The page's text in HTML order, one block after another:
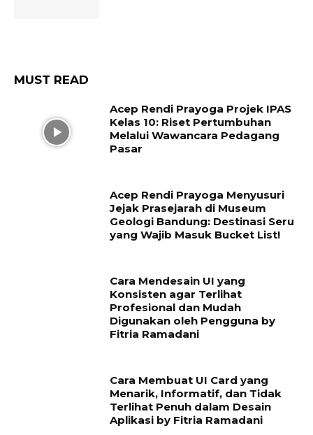
MUST READ
Acep Rendi Prayoga Projek IPAS
Kelas 10: Riset Pertumbuhan
Melalui Wawancara Pedagang
Pasar
Acep Rendi Prayoga Menyusuri
Jejak Prasejarah di Museum
Geologi Bandung: Destinasi Seru
yang Wajib Masuk Bucket List!
Cara Mendesain UI yang
Konsisten agar Terlihat
Profesional dan Mudah
Digunakan oleh Pengguna by
Fitria Ramadani
Cara Membuat UI Card yang
Menarik, Informatif, dan Tidak
Terlihat Penuh dalam Desain
Aplikasi by Fitria Ramadani